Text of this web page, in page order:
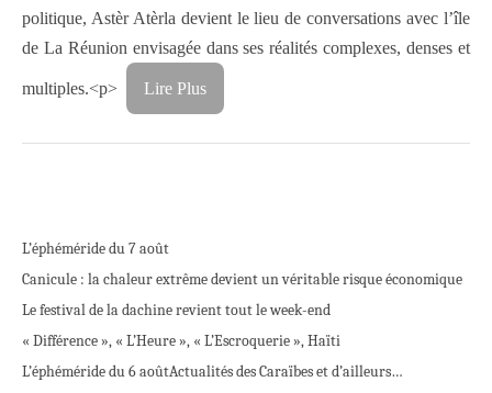
politique, Astèr Atèrla devient le lieu de conversations avec l’île
de La Réunion envisagée dans ses réalités complexes, denses et
multiples.<p> Lire Plus
L’éphéméride du 7 août
Canicule : la chaleur extrême devient un véritable risque économique
Le festival de la dachine revient tout le week-end
« Différence », « L’Heure », « L’Escroquerie », Haïti
L’éphéméride du 6 aoûtActualités des Caraïbes et d’ailleurs…